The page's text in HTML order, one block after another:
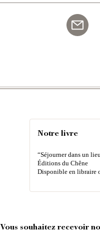
Notre livre
“Séjourner dans un
Éditions du Chêne
Disponible en libraire
Vous souhaitez recevoir